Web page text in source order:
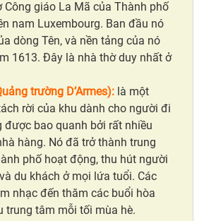
Công giáo La Mã của Thành phố
nam Luxembourg. Ban đầu nó
dòng Tên, và nền tảng của nó
1613. Đây là nhà thờ duy nhất ở
trường D’Armes): là một
rời của khu dành cho người đi
được bao quanh bởi rất nhiều
hàng. Nó đã trở thành trung
phố hoạt động, thu hút người
du khách ở mọi lứa tuổi. Các
nhạc đến thăm các buổi hòa
trung tâm mỗi tối mùa hè.